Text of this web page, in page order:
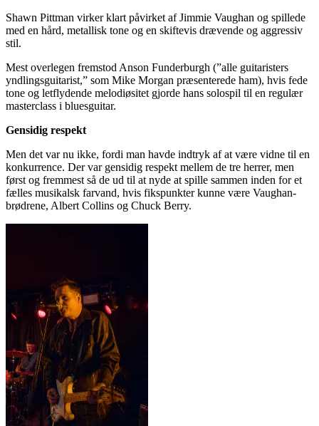
Shawn Pittman virker klart påvirket af Jimmie Vaughan og spillede
med en hård, metallisk tone og en skiftevis drævende og aggressiv
stil.
Mest overlegen fremstod Anson Funderburgh (”alle guitaristers
yndlingsguitarist,” som Mike Morgan præsenterede ham), hvis fede
tone og letflydende melodiøsitet gjorde hans solospil til en regulær
masterclass i bluesguitar.
Gensidig respekt
Men det var nu ikke, fordi man havde indtryk af at være vidne til en
konkurrence. Der var gensidig respekt mellem de tre herrer, men
først og fremmest så de ud til at nyde at spille sammen inden for et
fælles musikalsk farvand, hvis fikspunkter kunne være Vaughan-
brødrene, Albert Collins og Chuck Berry.